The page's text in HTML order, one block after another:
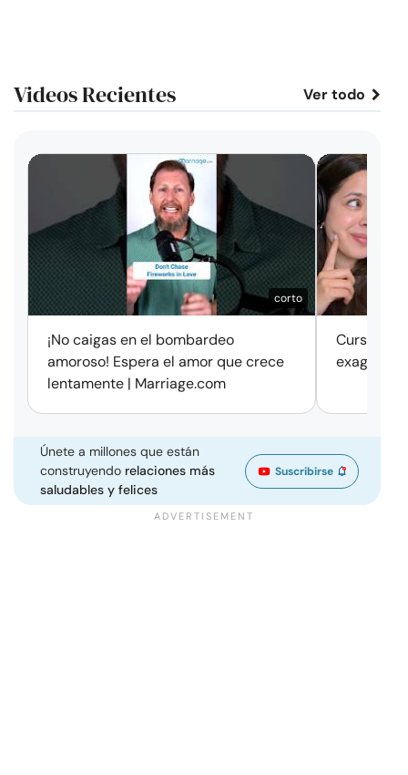
Videos Recientes Ver todo
corto
¡No caigas en el bombardeo
amoroso! Espera el amor que crece
lentamente | Marriage.com
Cursos
Únete a millones que están
construyendo relaciones más
saludables y felices
Suscribirse